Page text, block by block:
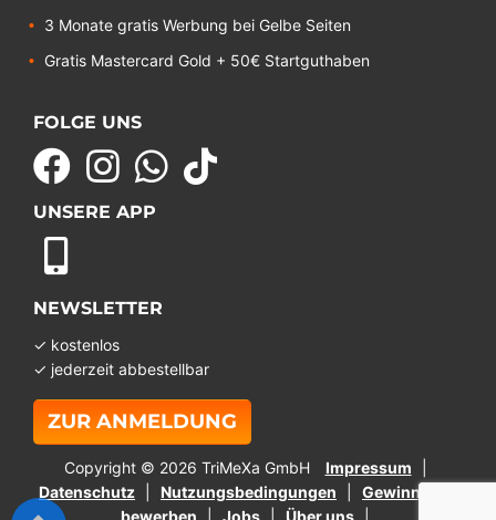
3 Monate gratis Werbung bei Gelbe Seiten
Gratis Mastercard Gold + 50€ Startguthaben
FOLGE UNS
UNSERE APP
NEWSLETTER
✓ kostenlos
✓ jederzeit abbestellbar
ZUR ANMELDUNG
Copyright © 2026 TriMeXa GmbH
Impressum
Datenschutz
Nutzungsbedingungen
Gewinnspiel
bewerben
Jobs Über uns